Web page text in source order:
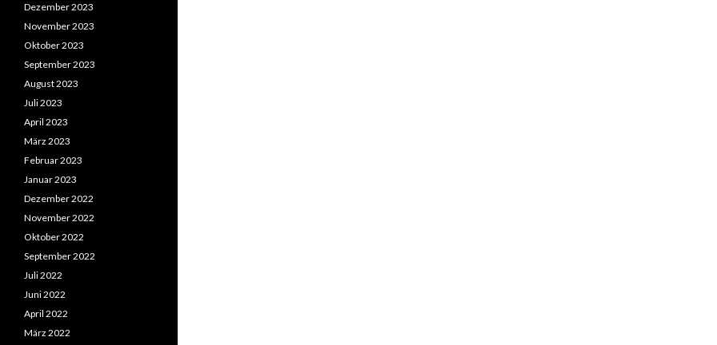
Dezember 2023
November 2023
Oktober 2023
September 2023
August 2023
Juli 2023
April 2023
März 2023
Februar 2023
Januar 2023
Dezember 2022
November 2022
Oktober 2022
September 2022
Juli 2022
Juni 2022
April 2022
März 2022